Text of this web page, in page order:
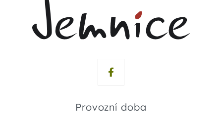
Provozní doba